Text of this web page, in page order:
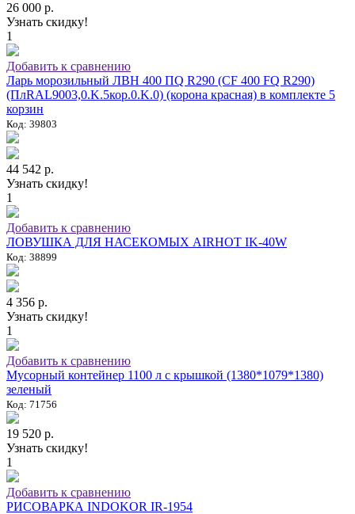
26 000 р.
Узнать скидку!
1
Добавить к сравнению
Ларь морозильный ЛВН 400 ПQ R290 (СF 400 FQ R290)
(ПлRAL9003,0.K.5кор.0.K.0) (корона красная) в комплекте 5
корзин
Код: 39803
44 542 р.
Узнать скидку!
1
Добавить к сравнению
ЛОВУШКА ДЛЯ НАСЕКОМЫХ AIRHOT IK-40W
Код: 38899
4 356 р.
Узнать скидку!
1
Добавить к сравнению
Мусорный контейнер 1100 л с крышкой (1380*1079*1380)
зеленый
Код: 71756
19 520 р.
Узнать скидку!
1
Добавить к сравнению
РИСОВАРКА INDOKOR IR-1954